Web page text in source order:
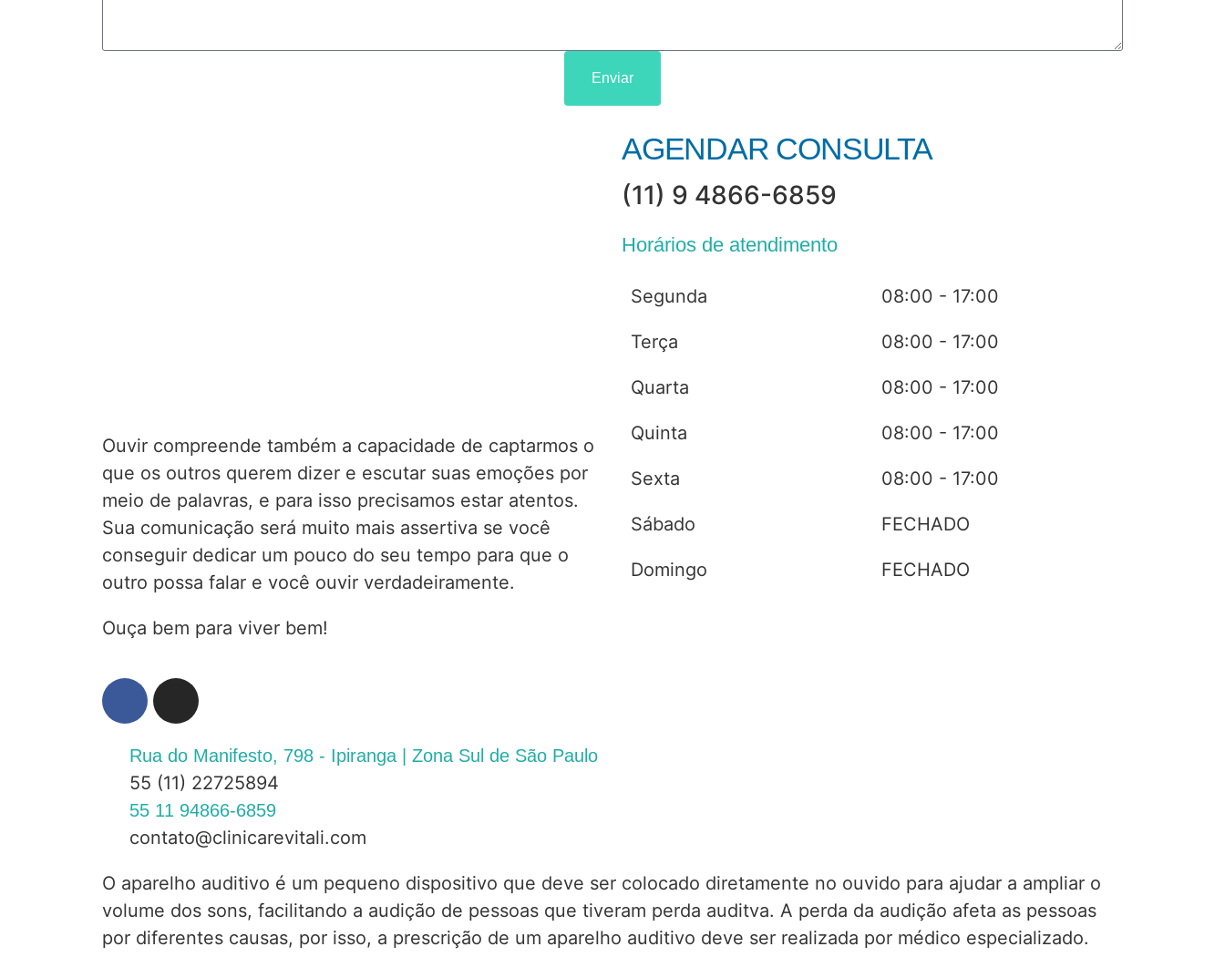
Enviar
AGENDAR CONSULTA
(11) 9 4866-6859
Ouvir compreende também a capacidade de captarmos o
que os outros querem dizer e escutar suas emoções por
meio de palavras, e para isso precisamos estar atentos.
Sua comunicação será muito mais assertiva se você
conseguir dedicar um pouco do seu tempo para que o
outro possa falar e você ouvir verdadeiramente.
Ouça bem para viver bem!
Rua do Manifesto, 798 - Ipiranga | Zona Sul de São Paulo
55 (11) 22725894
55 11 94866-6859
contato@clinicarevitali.com
Horários de atendimento
Segunda 08:00 - 17:00
Terça 08:00 - 17:00
Quarta 08:00 - 17:00
Quinta 08:00 - 17:00
Sexta 08:00 - 17:00
Sábado FECHADO
Domingo FECHADO
O aparelho auditivo é um pequeno dispositivo que deve ser colocado diretamente no ouvido para ajudar a ampliar o
volume dos sons, facilitando a audição de pessoas que tiveram perda auditva. A perda da audição afeta as pessoas
por diferentes causas, por isso, a prescrição de um aparelho auditivo deve ser realizada por médico especializado.